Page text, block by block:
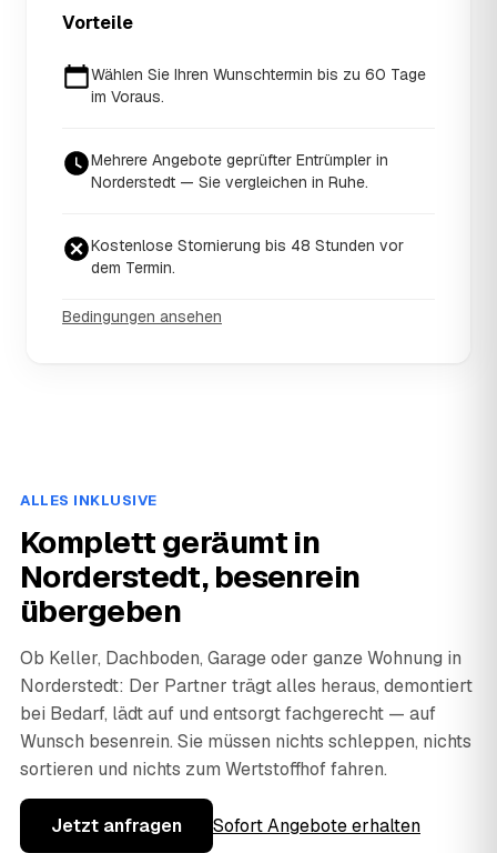
Vorteile
Wählen Sie Ihren Wunschtermin bis zu 60 Tage
im Voraus.
Mehrere Angebote geprüfter Entrümpler in
Norderstedt — Sie vergleichen in Ruhe.
Kostenlose Stornierung bis 48 Stunden vor
dem Termin.
Bedingungen ansehen
ALLES INKLUSIVE
Komplett geräumt in
Norderstedt, besenrein
übergeben
Ob Keller, Dachboden, Garage oder ganze Wohnung in
Norderstedt: Der Partner trägt alles heraus, demontiert
bei Bedarf, lädt auf und entsorgt fachgerecht — auf
Wunsch besenrein. Sie müssen nichts schleppen, nichts
sortieren und nichts zum Wertstoffhof fahren.
Jetzt anfragen Sofort Angebote erhalten